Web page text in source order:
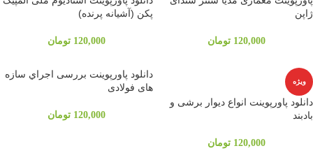
ژاپن
120,000 تومان
پکن (آشیانه پرنده)
120,000 تومان
ویژه
دانلود پاورپوینت انواع دیوار برشی و
بادبند
120,000 تومان
دانلود پاورپوینت بررسی اجراي سازه
های فولادی
120,000 تومان